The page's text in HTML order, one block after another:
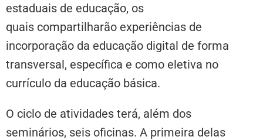
estaduais de educação, os
quais compartilharão experiências de
incorporação da educação digital de forma
transversal, específica e como eletiva no
currículo da educação básica.
O ciclo de atividades terá, além dos
seminários, seis oficinas. A primeira delas